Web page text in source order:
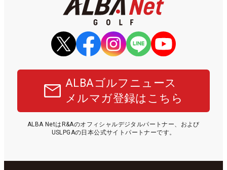
ALBAゴルフニュース
メルマガ登録はこちら
ALBA NetはR&Aのオフィシャルデジタルパートナー、および
USLPGAの日本公式サイトパートナーです。